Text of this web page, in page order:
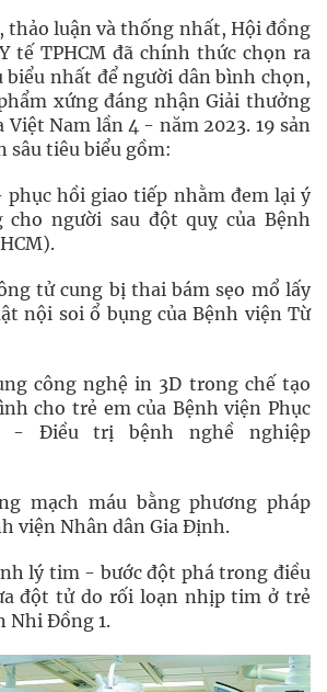
thảo luận và thống nhất, Hội đồng
tế TPHCM đã chính thức chọn ra
biểu nhất để người dân bình chọn,
xứng đáng nhận Giải thưởng
Nam lần 4 - năm 2023. 19 sản
sâu tiêu biểu gồm:
hồi giao tiếp nhằm đem lại ý
cho người sau đột quỵ của Bệnh
tử cung bị thai bám sẹo mổ lấy
nội soi ổ bụng của Bệnh viện Từ
công nghệ in 3D trong chế tạo
cho trẻ em của Bệnh viện Phục
- Điều trị bệnh nghề nghiệp
mạch máu bằng phương pháp
viện Nhân dân Gia Định.
lý tim - bước đột phá trong điều
đột tử do rối loạn nhịp tim ở trẻ
Nhi Đồng 1.